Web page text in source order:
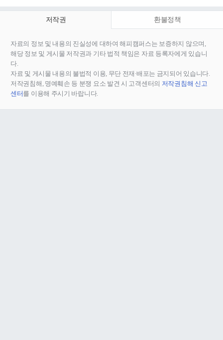
저작권 환불정책
자료의 정보 및 내용의 진실성에 대하여 해피캠퍼스는 보증하지 않으며,
해당 정보 및 게시물 저작권과 기타 법적 책임은 자료 등록자에게 있습니
다.
자료 및 게시물 내용의 불법적 이용, 무단 전재∙배포는 금지되어 있습니다.
저작권침해, 명예훼손 등 분쟁 요소 발견 시 고객센터의 저작권침해 신고
센터를 이용해 주시기 바랍니다.